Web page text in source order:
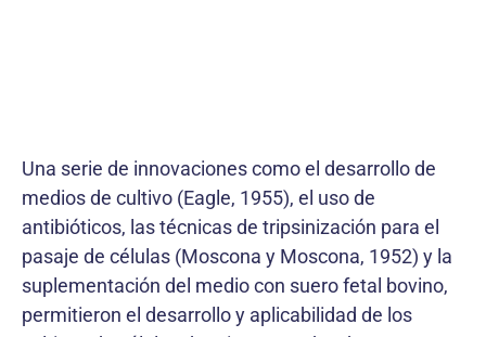
Una serie de innovaciones como el desarrollo de
medios de cultivo (Eagle, 1955), el uso de
antibióticos, las técnicas de tripsinización para el
pasaje de células (Moscona y Moscona, 1952) y la
suplementación del medio con suero fetal bovino,
permitieron el desarrollo y aplicabilidad de los